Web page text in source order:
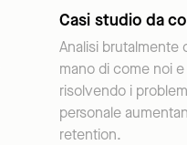
Casi studio da
Analisi brutalmente
mano di come noi
risolvendo i
personale
retention.